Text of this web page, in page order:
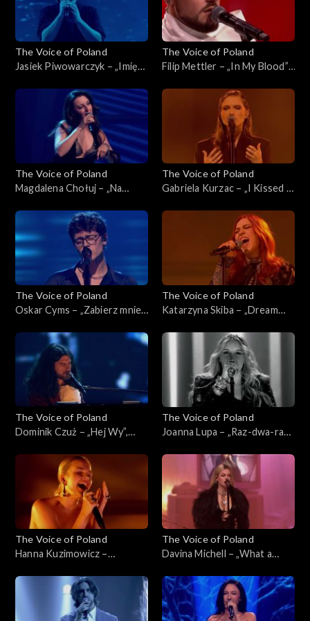
The Voice of Poland
Jasiek Piwowarczyk – „Imię
Poland”, Live 1, 8 listopada
The Voice of Poland
Filip Mettler – „In My Blood”,
8 listopada 2025
The Voice of Poland
Magdalena Chołuj – „Na
Poland”, Live 1, 8 listopada
2025
The Voice of Poland
Gabriela Kurzac – „I Kissed a
Live 1, 8 listopada 2025
The Voice of Poland
Oskar Cyms – „Zabierz mnie”,
8 listopada 2025
The Voice of Poland
Katarzyna Skiba – „Dream
Live 1, 8 listopada 2025
The Voice of Poland
Dominik Czuż – „Hej Wy”,
8 listopada 2025
The Voice of Poland
Joanna Lupa – „Raz-dwa-raz-
Live 1, 8 listopada 2025
The Voice of Poland
Hanna Kuzimowicz –
Voice of Poland”, Live 1, 8
listopada 2025
The Voice of Poland
Davina Michell – „What a
Poland”, Live 1, 8 listopada
2025